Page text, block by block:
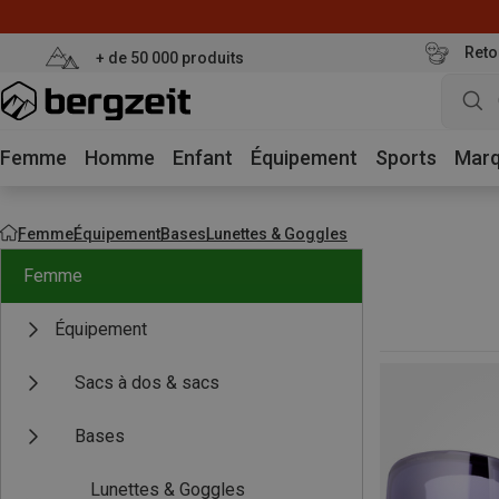
+ de 50 000 produits
Femme Homme Enfant Équipement Sports
FemmeÉquipementBasesLunettes & Goggles
Femme
Équipement
Sacs à dos & sacs
Bases
Lunettes & Goggles